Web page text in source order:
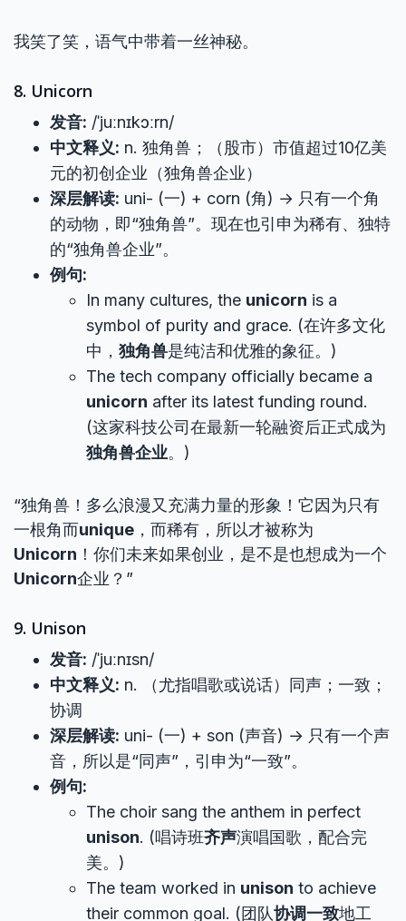
我笑了笑，语气中带着一丝神秘。
8. Unicorn
发音: /ˈjuːnɪkɔːrn/
中文释义: n. 独角兽；（股市）市值超过10亿美
元的初创企业（独角兽企业）
深层解读: uni- (一) + corn (角) → 只有一个角
的动物，即“独角兽”。现在也引申为稀有、独特
的“独角兽企业”。
例句:
In many cultures, the unicorn is a
symbol of purity and grace. (在许多文化
中， 独角兽是纯洁和优雅的象征。)
The tech company officially became a
unicorn after its latest funding round.
(这家科技公司在最新一轮融资后正式成为
独角兽企业。)
“独角兽！多么浪漫又充满力量的形象！它因为只有
一根角而unique ，而稀有，所以才被称为
Unicorn ！你们未来如果创业，是不是也想成为一个
Unicorn企业？”
9. Unison
发音: /ˈjuːnɪsn/
中文释义: n. （尤指唱歌或说话）同声；一致；
协调
深层解读: uni- (一) + son (声音) → 只有一个声
音，所以是“同声”，引申为“一致”。
例句:
The choir sang the anthem in perfect
unison. (唱诗班齐声演唱国歌，配合完
美。)
The team worked in unison to achieve
their common goal. (团队协调一致地工